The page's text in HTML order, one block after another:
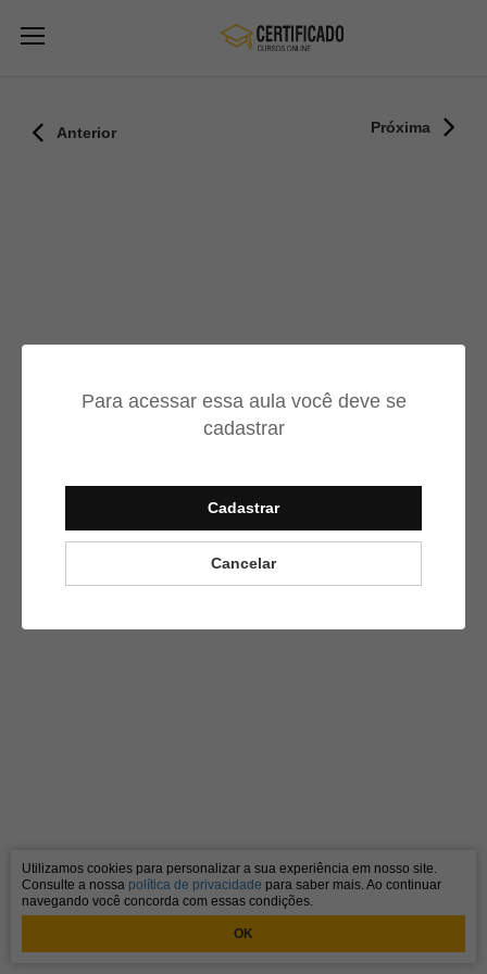
Para acessar essa aula você deve se
cadastrar
Cadastrar
Cancelar
Anterior Próxima
Utilizamos cookies para personalizar a sua experiência em nosso site.
Consulte a nossa política de privacidade para saber mais. Ao continuar
navegando você concorda com essas condições.
OK